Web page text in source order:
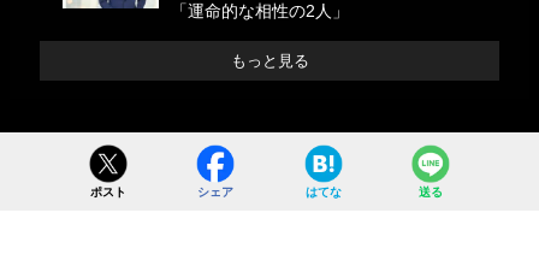
「運命的な相性の2人」
もっと見る
ポスト シェア はてな 送る